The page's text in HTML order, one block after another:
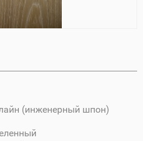
(инженерный шпон)